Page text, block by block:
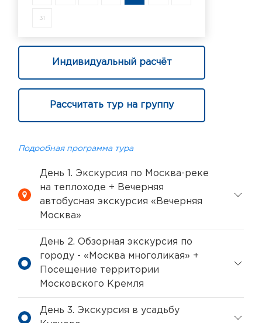
31
Индивидуальный расчёт
Рассчитать тур на группу
Подробная программа тура
День 1. Экскурсия по Москва-реке
на теплоходе + Вечерняя
автобусная экскурсия «Вечерняя
Москва»
День 2. Обзорная экскурсия по
городу - «Москва многоликая» +
Посещение территории
Московского Кремля
День 3. Экскурсия в усадьбу